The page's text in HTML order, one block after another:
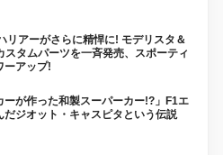
リアーがさらに精悍に! モデリスタ＆
スタムパーツを一斉発売、スポーティ
ーアップ!
ーが作った和製スーパーカー!?」F1エ
だジオット・キャスピタという伝説